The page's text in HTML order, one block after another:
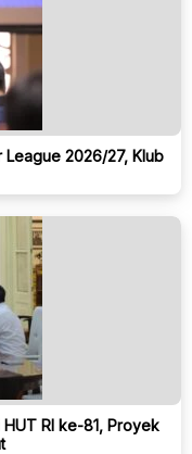
League 2026/27, Klub
RI ke-81, Proyek